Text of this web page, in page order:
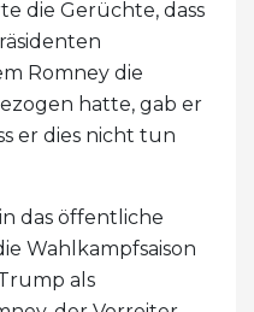
die Gerüchte, dass
Romney die
hatte, gab er
er dies nicht tun
das öffentliche
Wahlkampfsaison
als